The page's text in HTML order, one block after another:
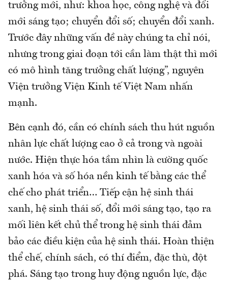
trưởng mới, như: khoa học, công nghệ và đổi
mới sáng tạo; chuyển đổi số; chuyển đổi xanh.
Trước đây những vấn đề này chúng ta chỉ nói,
nhưng trong giai đoạn tới cần làm thật thì mới
có mô hình tăng trưởng chất lượng”, nguyên
Viện trưởng Viện Kinh tế Việt Nam nhấn
mạnh.
Bên cạnh đó, cần có chính sách thu hút nguồn
nhân lực chất lượng cao ở cả trong và ngoài
nước. Hiện thực hóa tầm nhìn là cường quốc
xanh hóa và số hóa nền kinh tế bằng các thể
chế cho phát triển… Tiếp cận hệ sinh thái
xanh, hệ sinh thái số, đổi mới sáng tạo, tạo ra
mối liên kết chủ thể trong hệ sinh thái đảm
bảo các điều kiện của hệ sinh thái. Hoàn thiện
thể chế, chính sách, có thí điểm, đặc thù, đột
phá. Sáng tạo trong huy động nguồn lực, đặc